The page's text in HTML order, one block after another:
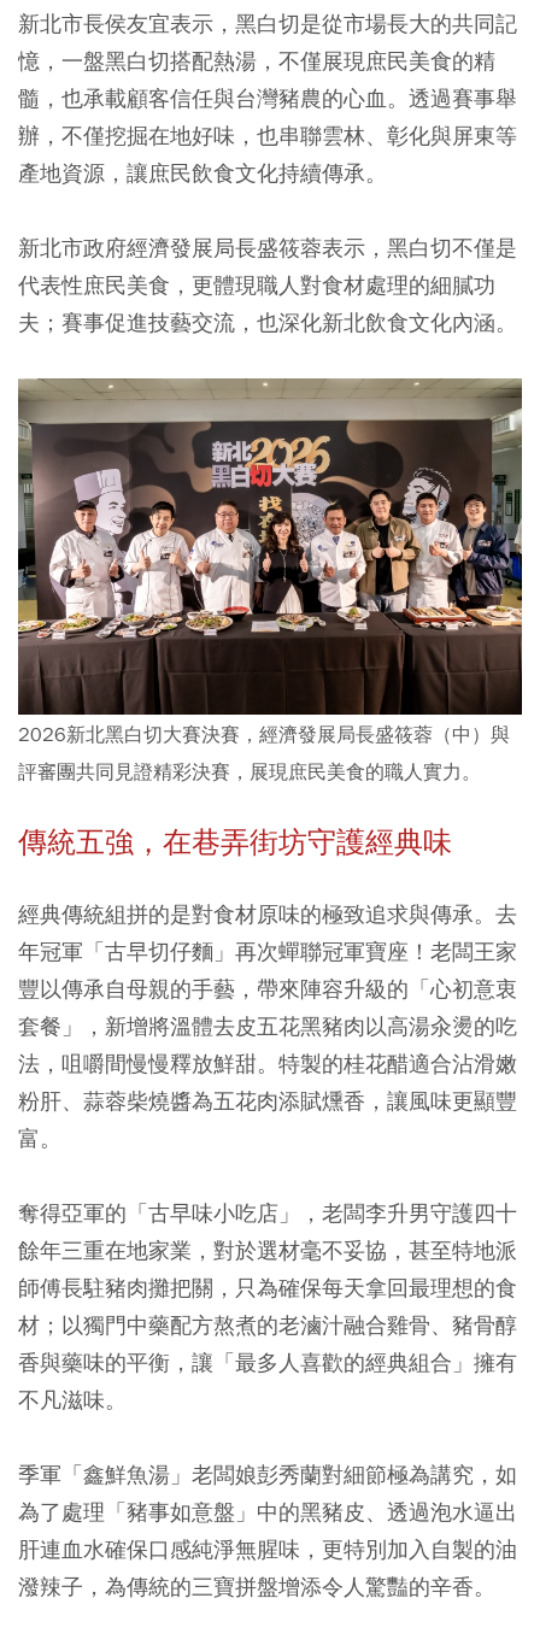
新北市長侯友宜表示，黑白切是從市場長大的共同記
憶，一盤黑白切搭配熱湯，不僅展現庶民美食的精
髓，也承載顧客信任與台灣豬農的心血。透過賽事舉
辦，不僅挖掘在地好味，也串聯雲林、彰化與屏東等
產地資源，讓庶民飲食文化持續傳承。
新北市政府經濟發展局長盛筱蓉表示，黑白切不僅是
代表性庶民美食，更體現職人對食材處理的細膩功
夫；賽事促進技藝交流，也深化新北飲食文化內涵。
2026新北黑白切大賽決賽，經濟發展局長盛筱蓉（中）與
評審團共同見證精彩決賽，展現庶民美食的職人實力。
傳統五強，在巷弄街坊守護經典味
經典傳統組拼的是對食材原味的極致追求與傳承。去
年冠軍「古早切仔麵」再次蟬聯冠軍寶座！老闆王家
豐以傳承自母親的手藝，帶來陣容升級的「心初意衷
套餐」，新增將溫體去皮五花黑豬肉以高湯汆燙的吃
法，咀嚼間慢慢釋放鮮甜。特製的桂花醋適合沾滑嫩
粉肝、蒜蓉柴燒醬為五花肉添賦燻香，讓風味更顯豐
富。
奪得亞軍的「古早味小吃店」，老闆李升男守護四十
餘年三重在地家業，對於選材毫不妥協，甚至特地派
師傅長駐豬肉攤把關，只為確保每天拿回最理想的食
材；以獨門中藥配方熬煮的老滷汁融合雞骨、豬骨醇
香與藥味的平衡，讓「最多人喜歡的經典組合」擁有
不凡滋味。
季軍「鑫鮮魚湯」老闆娘彭秀蘭對細節極為講究，如
為了處理「豬事如意盤」中的黑豬皮、透過泡水逼出
肝連血水確保口感純淨無腥味，更特別加入自製的油
潑辣子，為傳統的三寶拼盤增添令人驚豔的辛香。